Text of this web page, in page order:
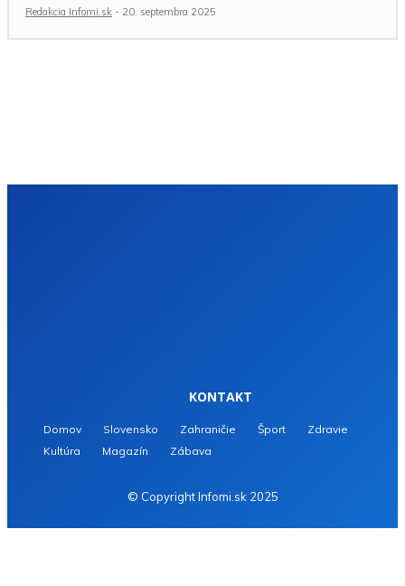
Redakcia Infomi.sk - 20. septembra 2025
KONTAKT
Domov Slovensko Zahraničie Šport
Zdravie
Kultúra
Magazín Zábava
© Copyright Infomi.sk 2025